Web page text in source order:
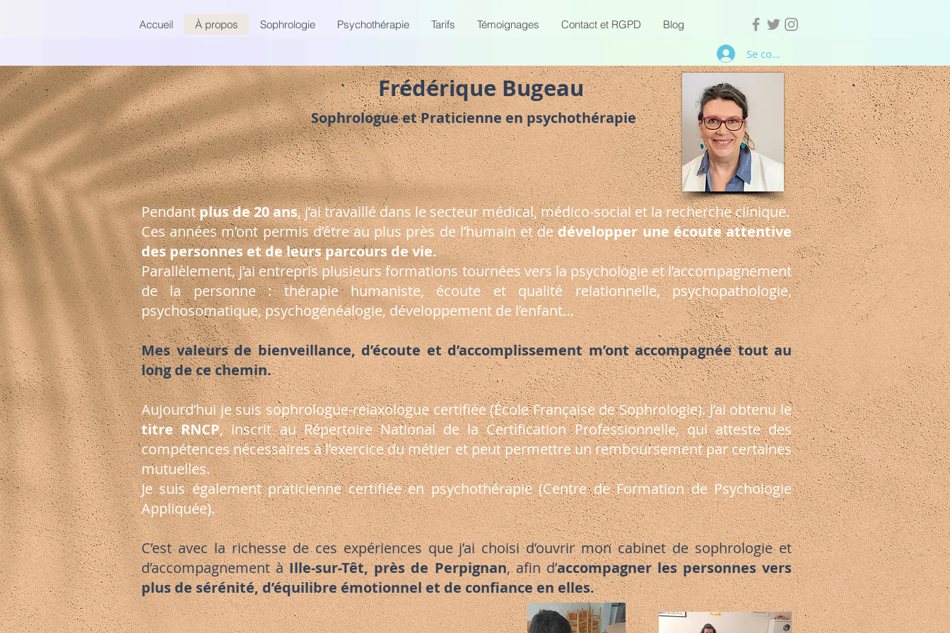
Accueil À propos Sophrologie Psychothérapie Tarifs Témoignages Contact et RGPD Blog
Se connecter
Frédérique Bugeau
Pendantplus de 20 ans, j’ai travaillé dans le secteur médical, médico-social et la recherche clinique.
Ces années m’ont permis d’être au plus près de l’humain et dedévelopper une écoute attentive
des personnes et de leurs parcours de vie.
Parallèlement, j’ai entrepris plusieurs formations tournées vers la psychologie et l’accompagnement
de la personne : thérapie humaniste, écoute et qualité relationnelle, psychopathologie,
psychosomatique, psychogénéalogie, développement de l’enfant…
Mes valeurs de bienveillance, d’écoute et d’accomplissement m’ont accompagnée tout au
long de ce chemin.
Aujourd’hui je suis sophrologue-relaxologue certifiée (École Française de Sophrologie). J’ai obtenu le
titre RNCP, inscrit au Répertoire National de la Certification Professionnelle, qui atteste des
compétences nécessaires à l’exercice du métier et peut permettre un remboursement par certaines
mutuelles.
Je suis également praticienne certifiée en psychothérapie (Centre de Formation de Psychologie
Appliquée).
C’est avec la richesse de ces expériences que j’ai choisi d’ouvrir mon cabinet de sophrologie et
d’accompagnement àIlle-sur-Têt, près de Perpignan, afin d’accompagner les personnes vers
plus de sérénité, d’équilibre émotionnel et de confiance en elles.
Sophrologue et Praticienne en psychothérapie